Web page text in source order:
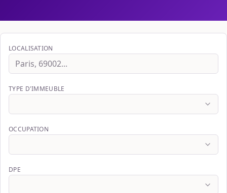
LOCALISATION
TYPE D'IMMEUBLE
OCCUPATION
DPE